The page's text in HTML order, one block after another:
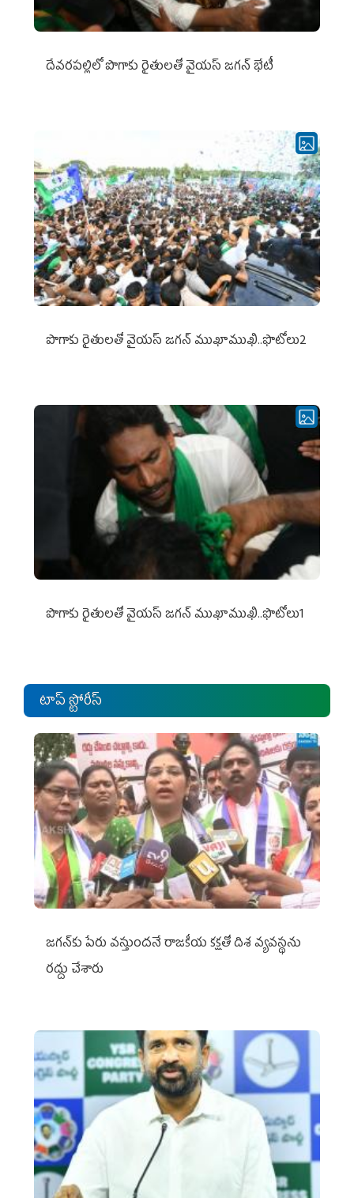
దేవరపల్లిలో పొగాకు రైతులతో వైయస్ జగన్ భేటీ
పొగాకు రైతుల‌తో వైయ‌స్ జ‌గ‌న్ ముఖాముఖి..ఫొటోలు2
పొగాకు రైతుల‌తో వైయ‌స్ జ‌గ‌న్ ముఖాముఖి..ఫొటోలు1
టాప్ స్టోరీస్
జగన్‌కు పేరు వస్తుందనే రాజకీయ కక్షతో దిశ వ్య‌వ‌స్థ‌ను
రద్దు చేశారు